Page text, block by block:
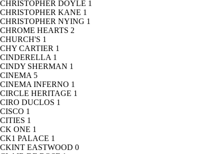
CHRISTOPHER DOYLE 1
CHRISTOPHER KANE 1
CHRISTOPHER NYING 1
CHROME HEARTS 2
CHURCH'S 1
CHY CARTIER 1
CINDERELLA 1
CINDY SHERMAN 1
CINEMA 5
CINEMA INFERNO 1
CIRCLE HERITAGE 1
CIRO DUCLOS 1
CISCO 1
CITIES 1
CK ONE 1
CK1 PALACE 1
CKINT EASTWOOD 0